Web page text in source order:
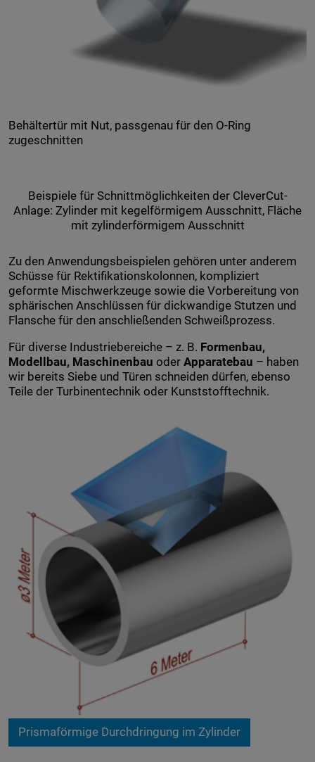
Behältertür mit Nut, passgenau für den O-Ring
zugeschnitten
Beispiele für Schnittmöglichkeiten der CleverCut-
Anlage: Zylinder mit kegelförmigem Ausschnitt, Fläche
mit zylinderförmigem Ausschnitt
Zu den Anwendungsbeispielen gehören unter anderem
Schüsse für Rektifikationskolonnen, kompliziert
geformte Mischwerkzeuge sowie die Vorbereitung von
sphärischen Anschlüssen für dickwandige Stutzen und
Flansche für den anschließenden Schweißprozess.
Für diverse Industriebereiche – z. B. Formenbau,
Modellbau, Maschinenbau oder Apparatebau – haben
wir bereits Siebe und Türen schneiden dürfen, ebenso
Teile der Turbinentechnik oder Kunststofftechnik.
Prismaförmige Durchdringung im Zylinder